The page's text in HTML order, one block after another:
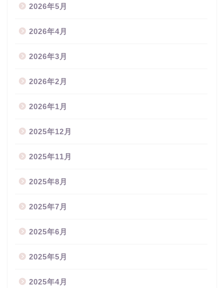
2026年5月
2026年4月
2026年3月
2026年2月
2026年1月
2025年12月
2025年11月
2025年8月
2025年7月
2025年6月
2025年5月
2025年4月